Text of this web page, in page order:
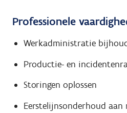
Professionele
Werkadministratie
Productie- en
Storingen oplossen
Eerstelijnsonderhoud